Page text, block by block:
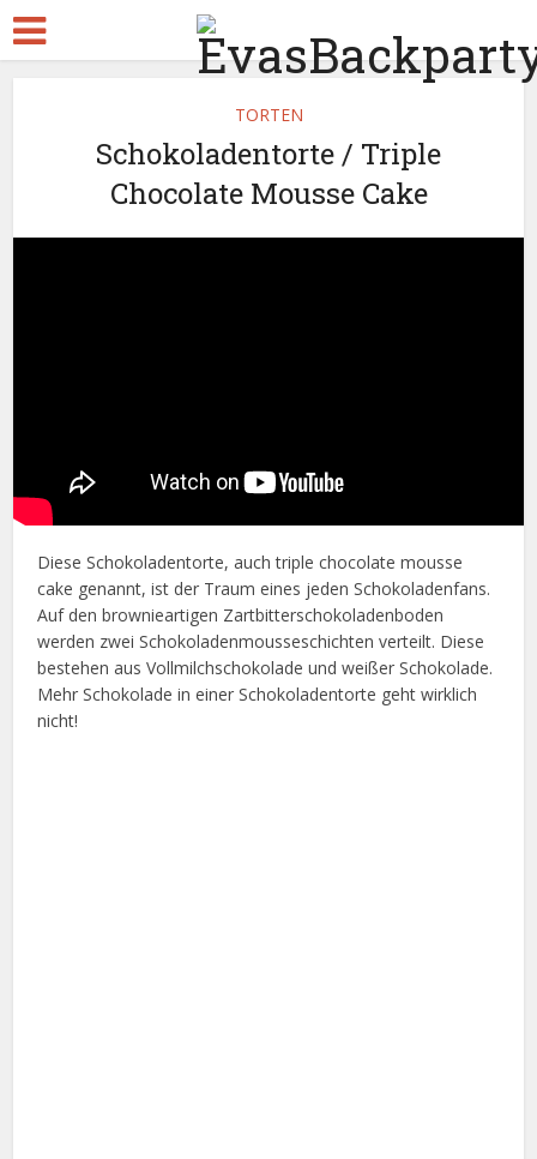
TORTEN
Schokoladentorte / Triple
Chocolate Mousse Cake
Diese Schokoladentorte, auch triple chocolate mousse
cake genannt, ist der Traum eines jeden Schokoladenfans.
Auf den brownieartigen Zartbitterschokoladenboden
werden zwei Schokoladenmousseschichten verteilt. Diese
bestehen aus Vollmilchschokolade und weißer Schokolade.
Mehr Schokolade in einer Schokoladentorte geht wirklich
nicht!